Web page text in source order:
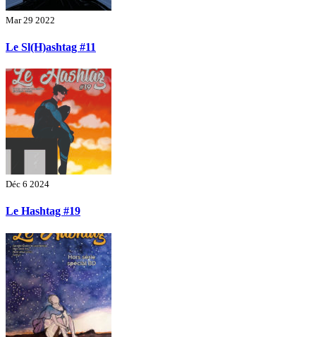
Mar 29 2022
Le Sl(H)ashtag #11
Déc 6 2024
Le Hashtag #19